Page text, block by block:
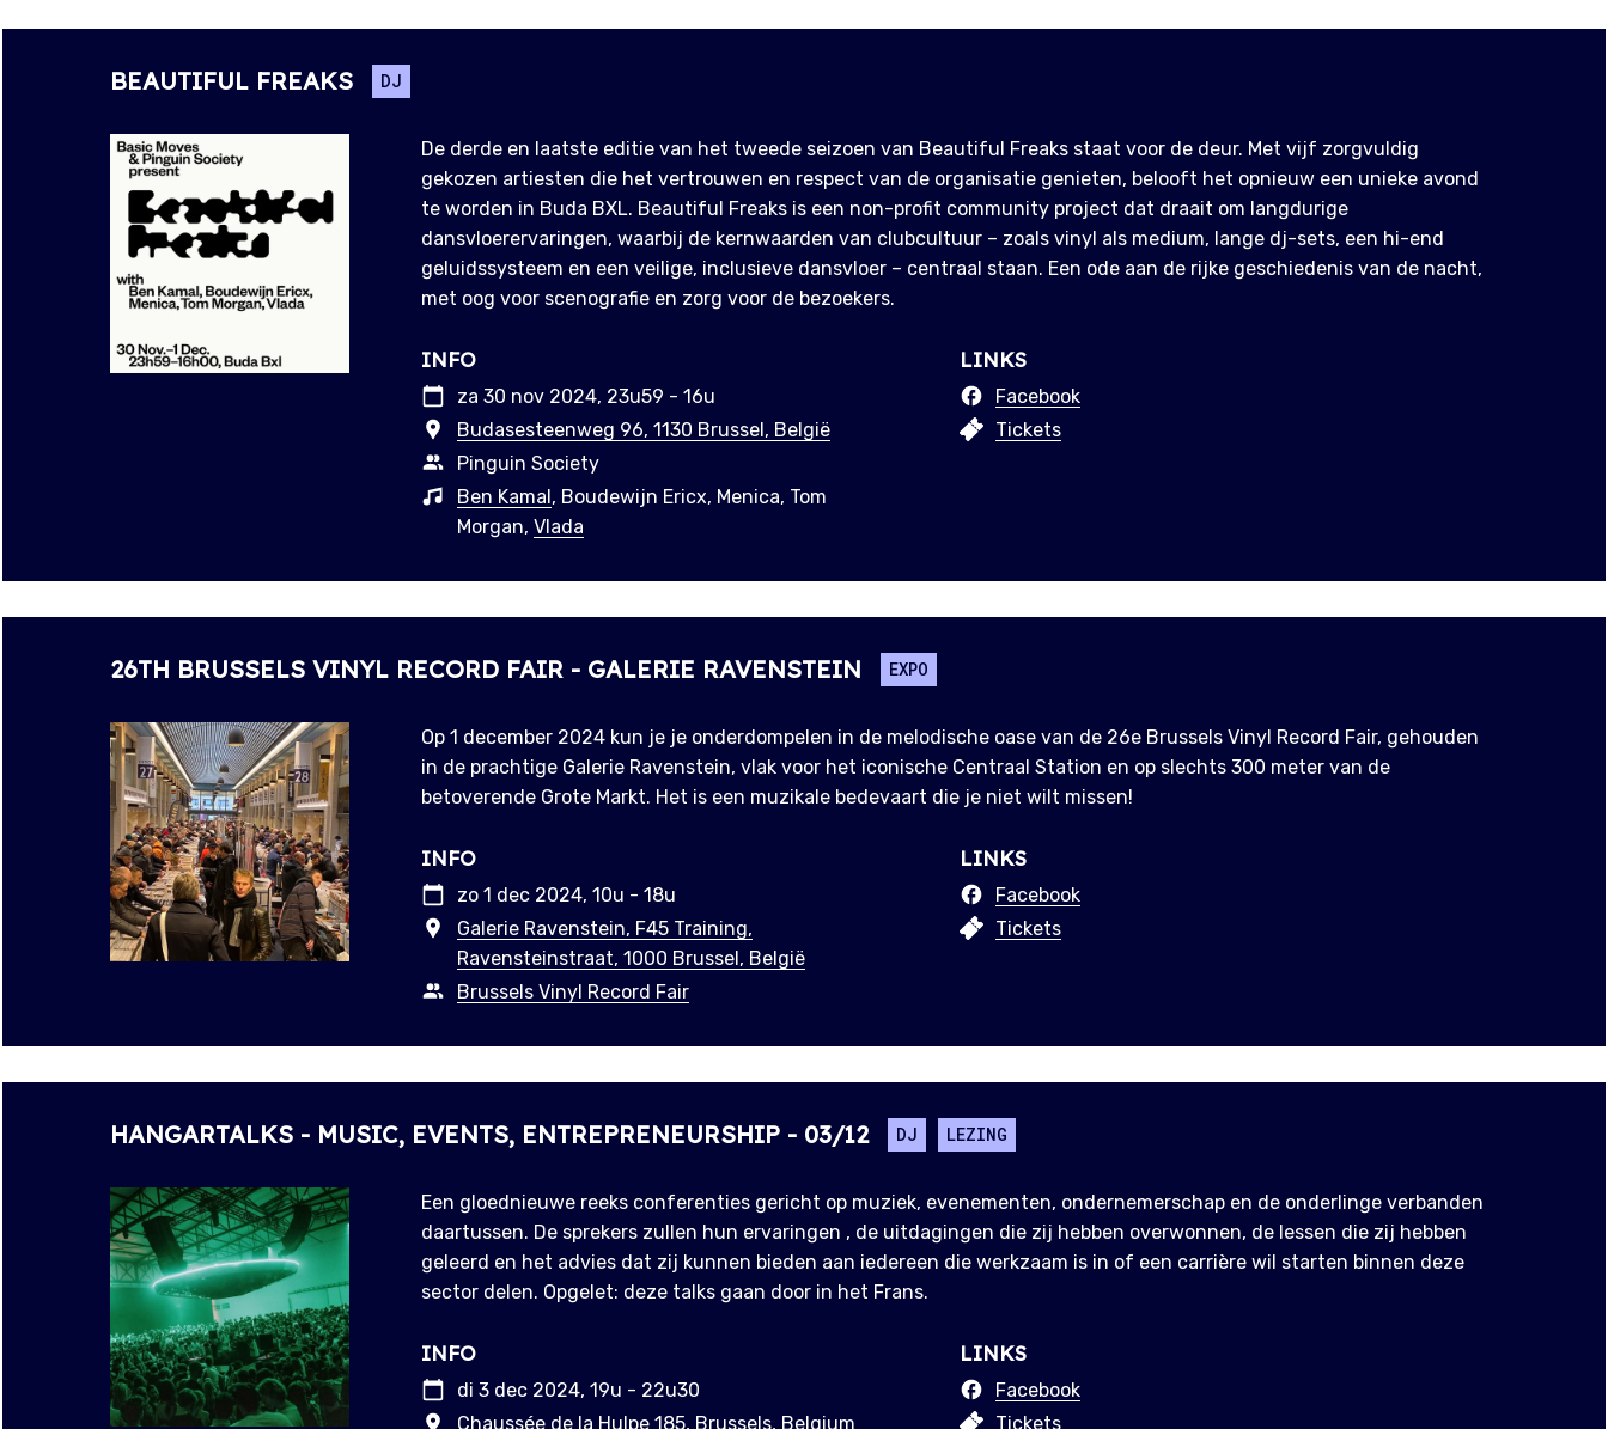
BEAUTIFUL FREAKS DJ
De derde en laatste editie van het tweede seizoen van Beautiful Freaks staat voor de deur. Met vijf zorgvuldig
gekozen artiesten die het vertrouwen en respect van de organisatie genieten, belooft het opnieuw een unieke avond
te worden in Buda BXL. Beautiful Freaks is een non-profit community project dat draait om langdurige
dansvloerervaringen, waarbij de kernwaarden van clubcultuur – zoals vinyl als medium, lange dj-sets, een hi-end
geluidssysteem en een veilige, inclusieve dansvloer – centraal staan. Een ode aan de rijke geschiedenis van de nacht,
met oog voor scenografie en zorg voor de bezoekers.
INFO
za 30 nov 2024, 23u59 - 16u
Budasesteenweg 96, 1130 Brussel, België
Pinguin Society
Ben Kamal, Boudewijn Ericx, Menica, Tom
Morgan, Vlada
LINKS
Facebook
Tickets
26TH BRUSSELS VINYL RECORD FAIR - GALERIE RAVENSTEIN EXPO
Op 1 december 2024 kun je je onderdompelen in de melodische oase van de 26e Brussels Vinyl Record Fair, gehouden
in de prachtige Galerie Ravenstein, vlak voor het iconische Centraal Station en op slechts 300 meter van de
betoverende Grote Markt. Het is een muzikale bedevaart die je niet wilt missen!
INFO
zo 1 dec 2024, 10u - 18u
Galerie Ravenstein, F45 Training,
Ravensteinstraat, 1000 Brussel, België
Brussels Vinyl Record Fair
LINKS
Facebook
Tickets
HANGARTALKS - MUSIC, EVENTS, ENTREPRENEURSHIP - 03/12 DJ LEZING
Een gloednieuwe reeks conferenties gericht op muziek, evenementen, ondernemerschap en de onderlinge verbanden
daartussen. De sprekers zullen hun ervaringen , de uitdagingen die zij hebben overwonnen, de lessen die zij hebben
geleerd en het advies dat zij kunnen bieden aan iedereen die werkzaam is in of een carrière wil starten binnen deze
sector delen. Opgelet: deze talks gaan door in het Frans.
INFO
di 3 dec 2024, 19u - 22u30
Chaussée de la Hulpe 185, Brussels, Belgium
LINKS
Facebook
Tickets